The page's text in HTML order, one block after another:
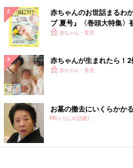
赤ちゃんのお世話まるわ
ブ 夏号』〈巻頭大特集〉
く！ おっぱい・ミルクの
赤ちゃん・育児
赤ちゃんが生まれたら！2
赤ちゃん・育児
お墓の撤去にいくらかか
PR(くらしの話題)